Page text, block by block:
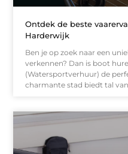
Ontdek de beste
Harderwijk
Ben je op zoek naar een
verkennen? Dan is boot
(Watersportverhuur) de
charmante stad biedt tal van